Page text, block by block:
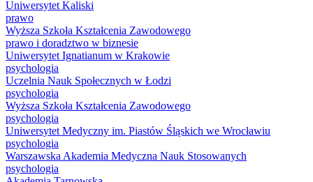
Uniwersytet Kaliski
prawo
Wyższa Szkoła Kształcenia Zawodowego
prawo i doradztwo w biznesie
Uniwersytet Ignatianum w Krakowie
psychologia
Uczelnia Nauk Społecznych w Łodzi
psychologia
Wyższa Szkoła Kształcenia Zawodowego
psychologia
Uniwersytet Medyczny im. Piastów Śląskich we Wrocławiu
psychologia
Warszawska Akademia Medyczna Nauk Stosowanych
psychologia